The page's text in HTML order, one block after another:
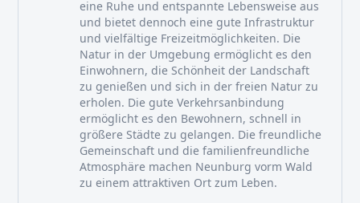
eine Ruhe und entspannte Lebensweise aus
und bietet dennoch eine gute Infrastruktur
und vielfältige Freizeitmöglichkeiten. Die
Natur in der Umgebung ermöglicht es den
Einwohnern, die Schönheit der Landschaft
zu genießen und sich in der freien Natur zu
erholen. Die gute Verkehrsanbindung
ermöglicht es den Bewohnern, schnell in
größere Städte zu gelangen. Die freundliche
Gemeinschaft und die familienfreundliche
Atmosphäre machen Neunburg vorm Wald
zu einem attraktiven Ort zum Leben.